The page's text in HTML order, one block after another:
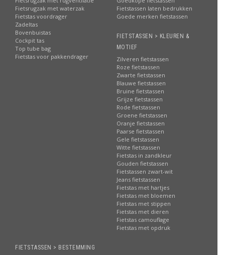
Fietsrugzak met waterzak
Fietstas voordrager
Zadeltas
Bovenbuistas
Cockpit tas
Top tube bag
Fietstas voor pakkendrager
Fietstassen laten bedrukken
Goede merken fietstassen
FIETSTASSEN > KLEUREN &
MOTIEF
Zilveren fietstassen
Roze fietstassen
Zwarte fietstassen
Blauwe fietstassen
Bruine fietstassen
Grijze fietstassen
Rode fietstassen
Groene fietstassen
Oranje fietstassen
Paarse fietstassen
Gele fietstassen
Witte fietstassen
Fietstas in zandkleur
Gouden fietstassen
Fietstassen zwart-wit
Jeans fietstassen
Fietstas met hartjes
Fietstas met bloemen
Fietstas met stippen
Fietstas met dieren
Fietstas camouflage
Fietstas met opdruk
FIETSTASSEN > BESTEMMING